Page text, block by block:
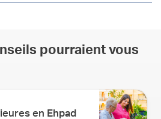
pourraient vous
en Ehpad